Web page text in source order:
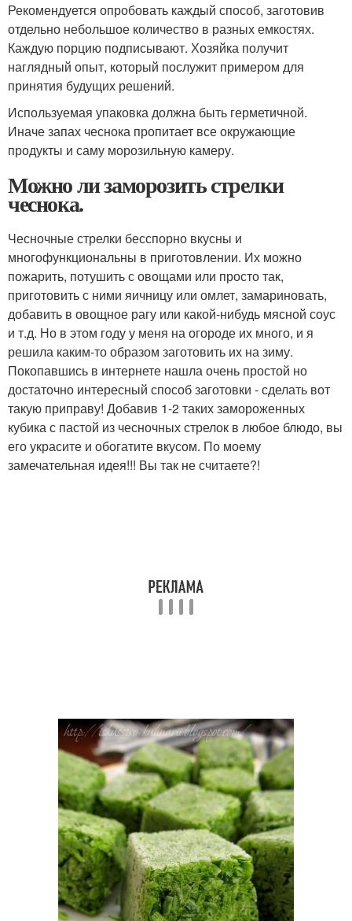
Рекомендуется опробовать каждый способ, заготовив
отдельно небольшое количество в разных емкостях.
Каждую порцию подписывают. Хозяйка получит
наглядный опыт, который послужит примером для
принятия будущих решений.
Используемая упаковка должна быть герметичной.
Иначе запах чеснока пропитает все окружающие
продукты и саму морозильную камеру.
Можно ли заморозить стрелки
чеснока.
Чесночные стрелки бесспорно вкусны и
многофункциональны в приготовлении. Их можно
пожарить, потушить с овощами или просто так,
приготовить с ними яичницу или омлет, замариновать,
добавить в овощное рагу или какой-нибудь мясной соус
и т.д. Но в этом году у меня на огороде их много, и я
решила каким-то образом заготовить их на зиму.
Покопавшись в интернете нашла очень простой но
достаточно интересный способ заготовки - сделать вот
такую приправу! Добавив 1-2 таких замороженных
кубика с пастой из чесночных стрелок в любое блюдо, вы
его украсите и обогатите вкусом. По моему
замечательная идея!!! Вы так не считаете?!